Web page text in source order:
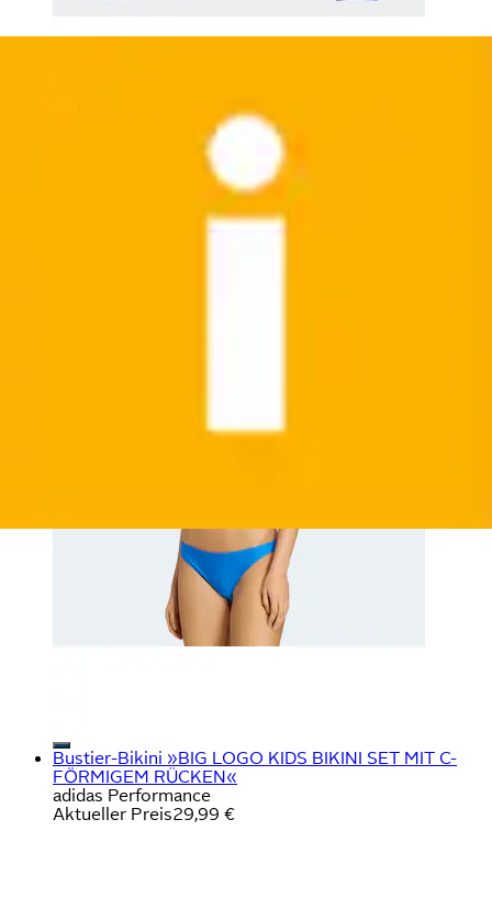
Bustier-Bikini »TRIANGLE BIKINI SET MIT 2-WEGE-
VERSTELLBAREN TRÄGERN«
adidas Performance
44,99 €
Bustier-Bikini »BIG LOGO KIDS BIKINI SET MIT C-
FÖRMIGEM RÜCKEN«
adidas Performance
Aktueller Preis29,99 €